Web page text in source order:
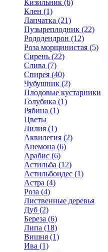
Кизильник (6)
Клен (1)
Лапчатка (21)
Пузыреплодник (22)
Рододендрон (12)
Роза морщинистая (5)
Сирень (22)
Слива (7)
Спирея (40)
Чубушник (2)
Плодовые кустарники
Голубика (1)
Рябина (1)
Цветы
Лилия (1)
Аквилегия (2)
Анемона (6)
Арабис (6)
Астильба (12)
Астильбоидес (1)
Астра (4)
Роза (4)
Лиственные деревья
Дуб (2)
Береза (6)
Липа (18)
Вишня (1)
Ива (1)